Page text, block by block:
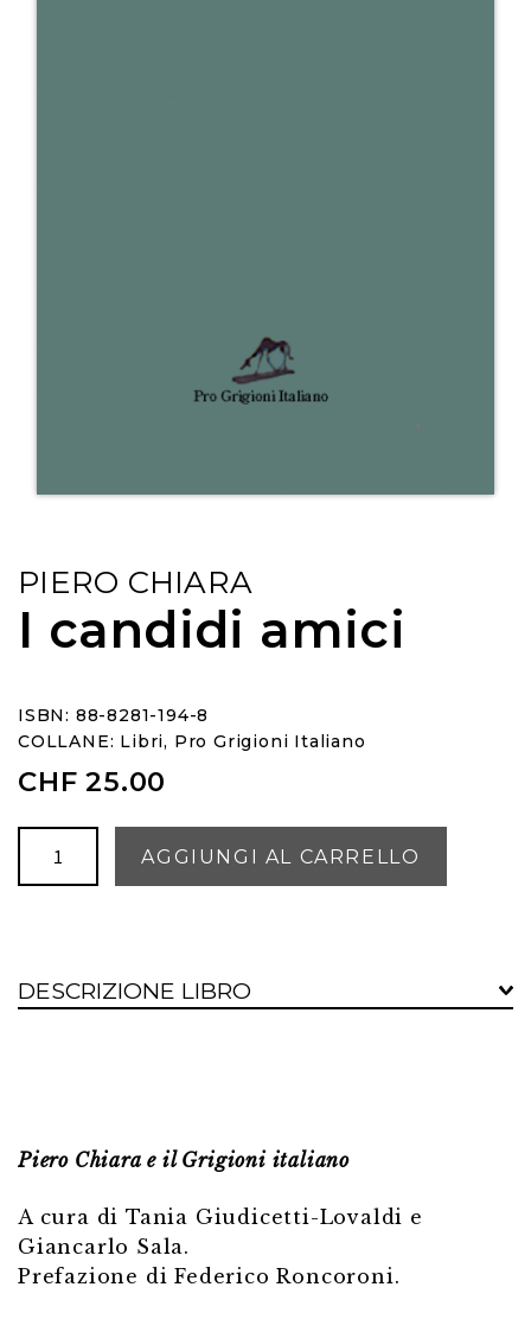
PIERO CHIARA
I candidi amici
ISBN: 88-8281-194-8
COLLANE: Libri, Pro Grigioni Italiano
CHF 25.00
candidi
AGGIUNGI AL CARRELLO
DESCRIZIONE LIBRO
Piero Chiara e il Grigioni italiano
A cura di Tania Giudicetti-Lovaldi e
Giancarlo Sala.
Prefazione di Federico Roncoroni.